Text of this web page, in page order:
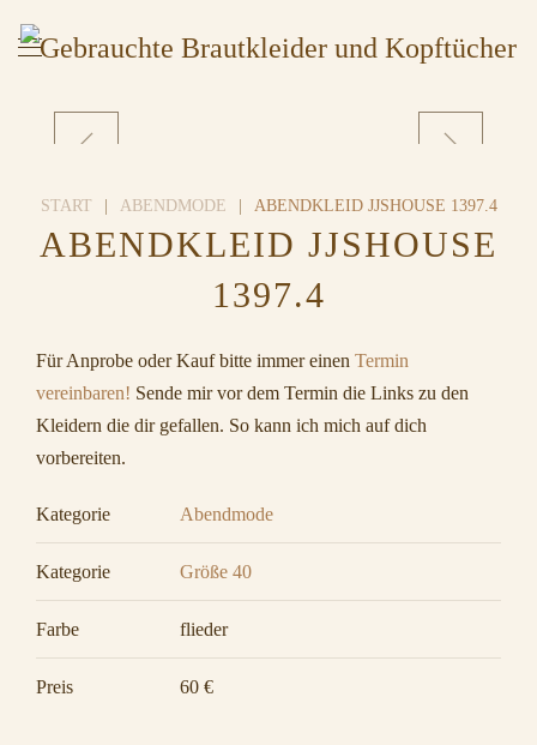
START ABENDMODE ABENDKLEID JJSHOUSE 1397.4
ABENDKLEID JJSHOUSE
1397.4
Für Anprobe oder Kauf bitte immer einen Termin
vereinbaren! Sende mir vor dem Termin die Links zu den
Kleidern die dir gefallen. So kann ich mich auf dich
vorbereiten.
Kategorie Abendmode
Kategorie Größe 40
Farbe flieder
Preis 60 €